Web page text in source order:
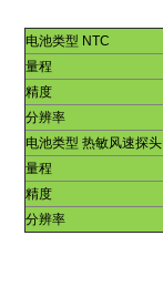
电池类型 NTC
量程
精度
分辨率
电池类型 热敏风速探头
量程
精度
分辨率